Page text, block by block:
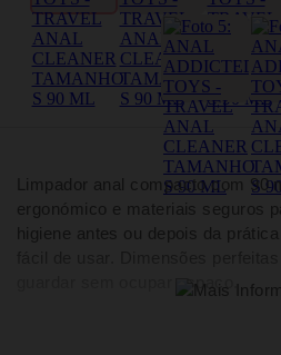
Limpador anal compacto com 90
ergonómico e materiais seguros
higiene antes ou depois da
guardar sem ocupar espaço.